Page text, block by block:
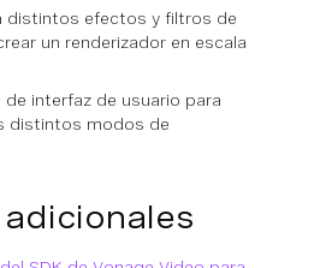
distintos efectos y filtros de
un renderizador en escala
interfaz de usuario para
distintos modos de